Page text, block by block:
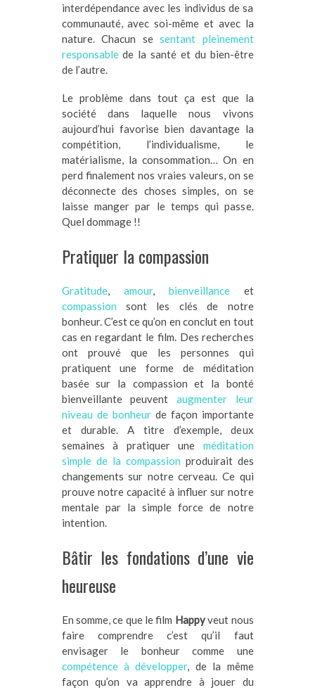
interdépendance avec les individus de sa
communauté, avec soi-même et avec la
nature. Chacun se sentant pleinement
responsablede la santé et du bien-être
de l’autre.
Le problème dans tout ça est que la
société dans laquelle nous vivons
aujourd’hui favorise bien davantage la
compétition, l’individualisme, le
matérialisme, la consommation… On en
perd finalement nos vraies valeurs, on se
déconnecte des choses simples, on se
laisse manger par le temps qui passe.
Quel dommage !!
Pratiquer la compassion
Gratitude, amour, bienveillanceet
compassion sont les clés de notre
bonheur. C’est ce qu’on en conclut en tout
cas en regardant le film. Des recherches
ont prouvé que les personnes qui
pratiquent une forme de méditation
basée sur la compassion et la bonté
bienveillante peuvent augmenter leur
niveau de bonheurde façon importante
et durable. A titre d’exemple, deux
semaines à pratiquer une méditation
simple de la compassion produirait des
changements sur notre cerveau. Ce qui
prouve notre capacité à influer sur notre
mentale par la simple force de notre
intention.
Bâtir les fondations d’une vie
heureuse
En somme, ce que le film Happyveut nous
faire comprendre c’est qu’il faut
envisager le bonheur comme une
compétence à développer, de la même
façon qu’on va apprendre à jouer du